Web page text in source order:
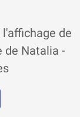
de
de Natalia -